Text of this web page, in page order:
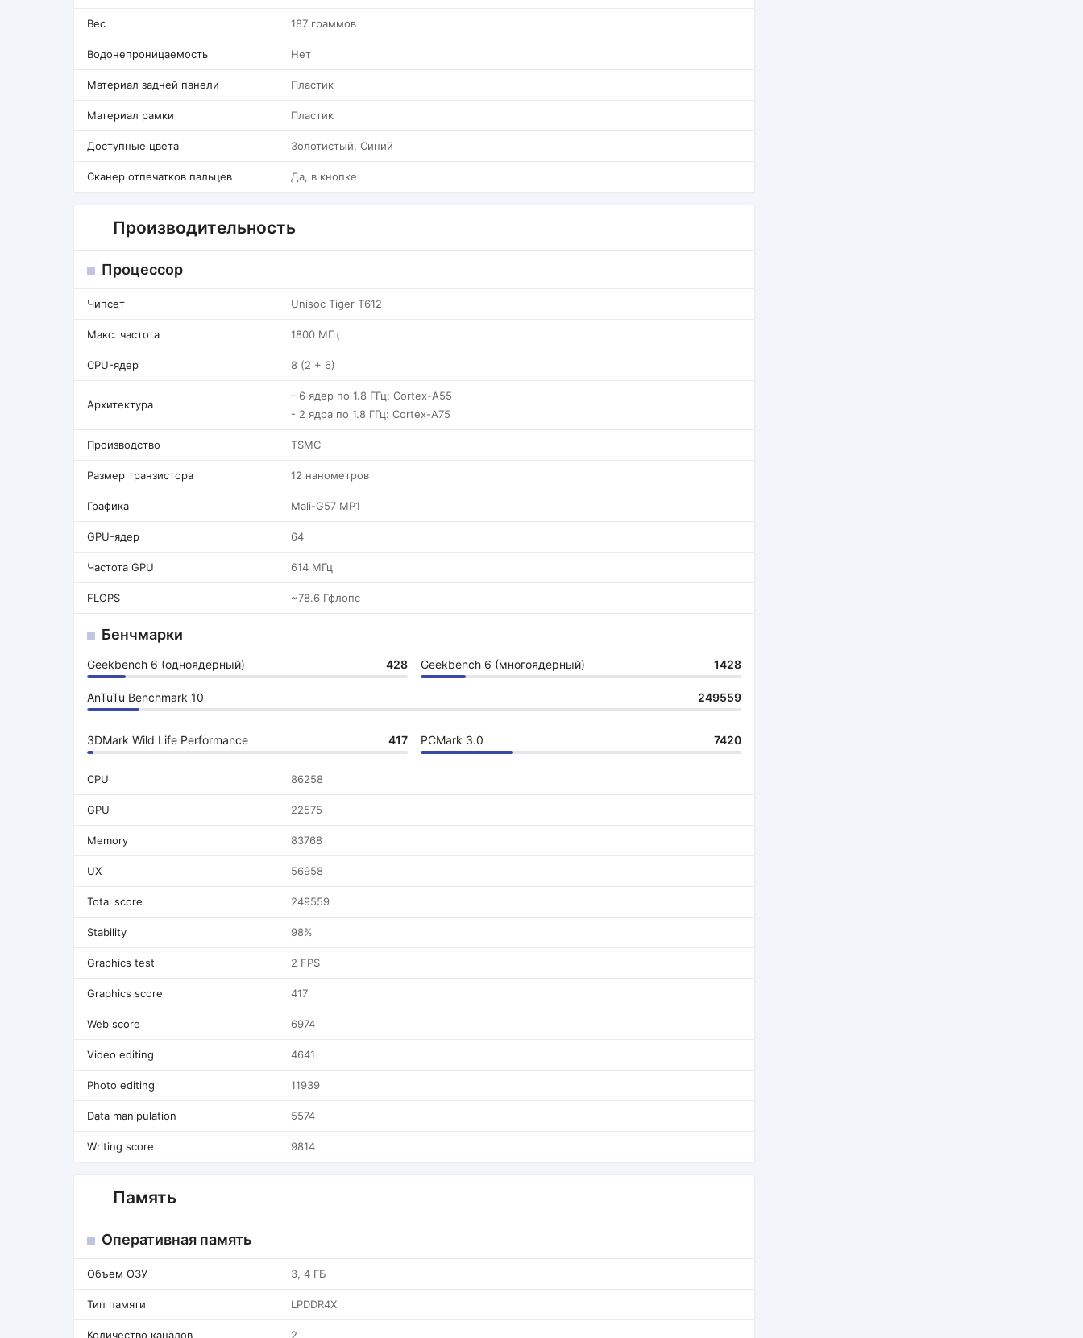
Вес 187 граммов
Водонепроницаемость Нет
Материал задней панели Пластик
Материал рамки Пластик
Доступные цвета Золотистый, Синий
Сканер отпечатков пальцев Да, в кнопке
Производительность
Процессор
Чипсет Unisoc Tiger T612
Макс. частота 1800 МГц
CPU-ядер 8 (2 + 6)
Архитектура
- 6 ядер по 1.8 ГГц: Cortex-A55
- 2 ядра по 1.8 ГГц: Cortex-A75
Производство TSMC
Размер транзистора 12 нанометров
Графика Mali-G57 MP1
GPU-ядер 64
Частота GPU 614 МГц
FLOPS ~78.6 Гфлопс
Бенчмарки
Geekbench 6 (одноядерный) 428 Geekbench 6 (многоядерный) 1428
AnTuTu Benchmark 10 249559
3DMark Wild Life Performance 417 PCMark 3.0 7420
CPU 86258
GPU 22575
Memory 83768
UX 56958
Total score 249559
Stability 98%
Graphics test 2 FPS
Graphics score 417
Web score 6974
Video editing 4641
Photo editing 11939
Data manipulation 5574
Writing score 9814
Память
Оперативная память
Объем ОЗУ 3, 4 ГБ
Тип памяти LPDDR4X
Количество каналов 2